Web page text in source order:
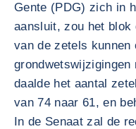
Gente (PDG) zich in
aansluit, zou het blok
van de zetels
daalde het aantal
van 74 naar 61, en
In de Senaat zal de